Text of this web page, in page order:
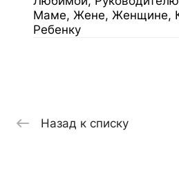
Маме, Жене, Женщине,
Ребенку
Назад к списку